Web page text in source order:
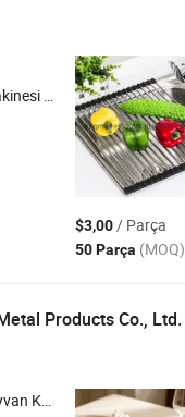
Mutfak Eşyaları
$3,00/ Parça
50 Parça (MOQ)
Products Co., Ltd.
Tel Çerçeve